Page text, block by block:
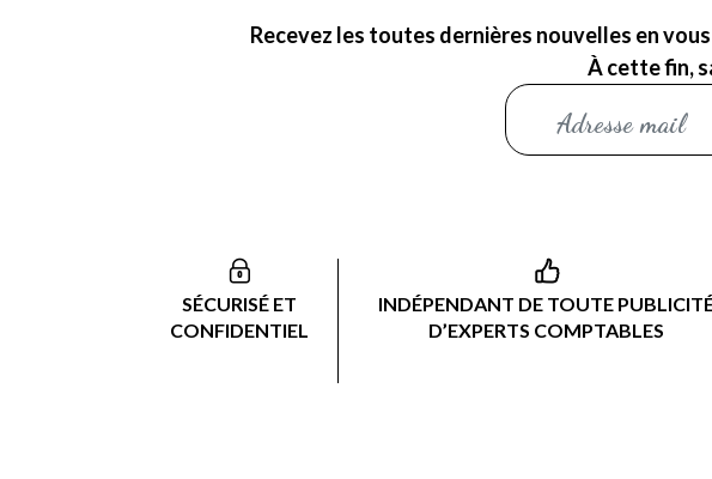
Recevez les toutes dernières nouvelles en
À cette fin,
SÉCURISÉ ET
CONFIDENTIEL
INDÉPENDANT DE TOUTE
D’EXPERTS COMPTABLES